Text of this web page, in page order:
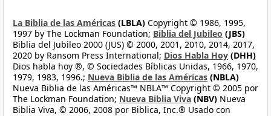
La Biblia de las Américas (LBLA) Copyright © 1986, 1995,
1997 by The Lockman Foundation; Biblia del Jubileo (JBS)
Biblia del Jubileo 2000 (JUS) © 2000, 2001, 2010, 2014, 2017,
2020 by Ransom Press International; Dios Habla Hoy (DHH)
Dios habla hoy ®, © Sociedades Bíblicas Unidas, 1966, 1970,
1979, 1983, 1996.; Nueva Biblia de las Américas (NBLA)
Nueva Biblia de las Américas™ NBLA™ Copyright © 2005 por
The Lockman Foundation; Nueva Biblia Viva (NBV) Nueva
Biblia Viva, © 2006, 2008 por Biblica, Inc.® Usado con